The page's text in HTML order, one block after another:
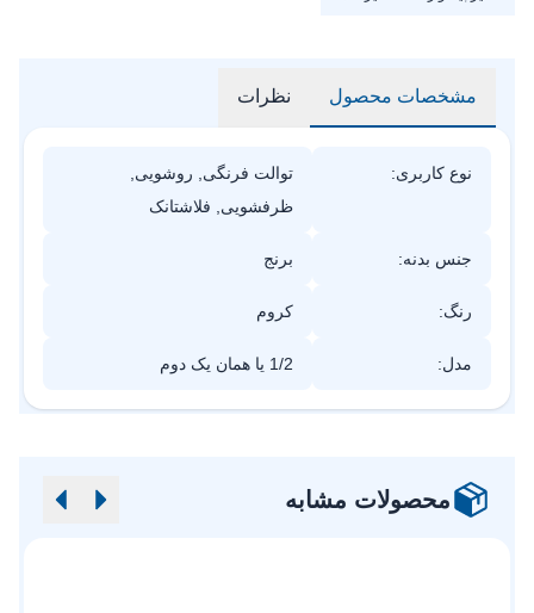
مشخصات محصول نظرات
نوع کاربری:
توالت فرنگی, روشویی,
ظرفشویی, فلاشتانک
جنس بدنه: برنج
رنگ: کروم
مدل: 1/2 یا همان یک دوم
محصولات مشابه